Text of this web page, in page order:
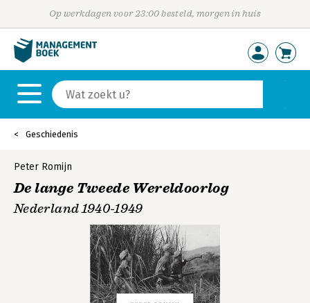
Op werkdagen voor 23:00 besteld, morgen in huis
Geschiedenis
Peter Romijn
De lange Tweede Wereldoorlog
Nederland 1940-1949